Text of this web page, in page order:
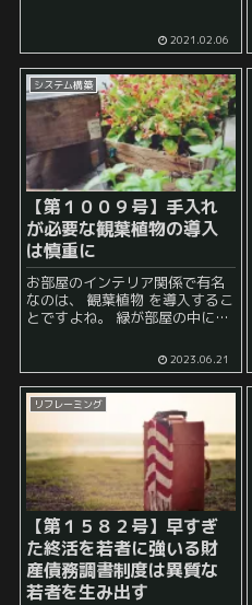
れば、ネガティブな気持ちにな
る人も要ると思います。 特に...
2021.02.06
システム構築
【第１００９号】手入れ
が必要な観葉植物の導入
は慎重に
お部屋のインテリア関係で有名
なのは、 観葉植物 を導入するこ
とですよね。 緑が部屋の中にあ
る気がしますし、空気清浄の効
果もあるとかないとか言われて
います。 しかし、この手の観葉
植物の導入...
2023.06.21
リフレーミング
【第１５８２号】早すぎ
た終活を若者に強いる財
産債務調書制度は異質な
若者を生み出す